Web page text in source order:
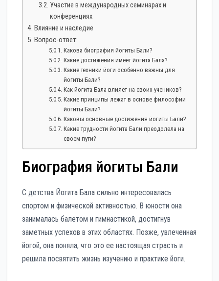
Участие в международных семинарах и
конференциях
Влияние и наследие
Вопрос-ответ:
Какова биография йогиты Бали?
Какие достижения имеет йогита Бала?
Какие техники йоги особенно важны для
йогиты Бали?
Как йогита Бала влияет на своих учеников?
Какие принципы лежат в основе философии
йогиты Бали?
Каковы основные достижения йогиты Бали?
Какие трудности йогита Бали преодолела на
своем пути?
Биография йогиты Бали
С детства Йогита Бала сильно интересовалась
спортом и физической активностью. В юности она
занималась балетом и гимнастикой, достигнув
заметных успехов в этих областях. Позже, увлеченная
йогой, она поняла, что это ее настоящая страсть и
решила посвятить жизнь изучению и практике йоги.